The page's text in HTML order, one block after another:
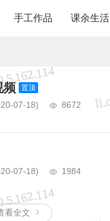
手工作品 课余生活
频 置顶
07-18) 8672
07-18) 1984
看全文